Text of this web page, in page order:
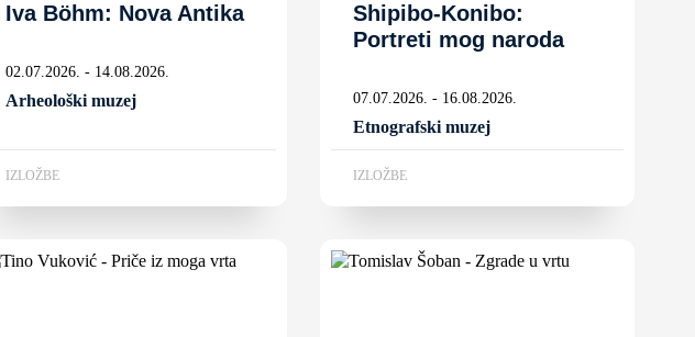
Iva Böhm: Nova Antika
02.07.2026. - 14.08.2026.
Arheološki muzej
IZLOŽBE
Shipibo-Konibo:
Portreti mog naroda
07.07.2026. - 16.08.2026.
Etnografski muzej
IZLOŽBE